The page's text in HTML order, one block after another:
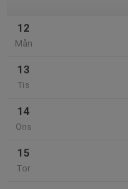
12
Mån
13
Tis
14
Ons
15
Tor